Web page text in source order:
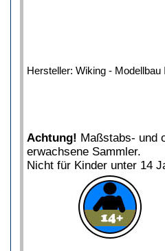
Hersteller: Wiking -
Achtung! Maßstabs- und
erwachsene Sammler.
Nicht für Kinder unter 14